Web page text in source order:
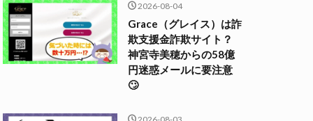
2026-08-04
Grace（グレイス）は詐
欺支援金詐欺サイト？
神宮寺美穂からの58億
円迷惑メールに要注意
🙄